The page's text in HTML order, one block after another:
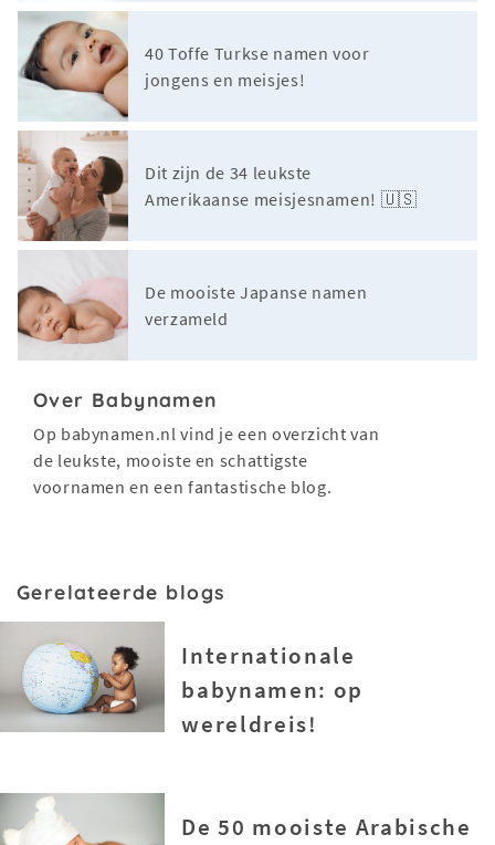
40 Toffe Turkse namen voor
jongens en meisjes!
Dit zijn de 34 leukste
Amerikaanse meisjesnamen! 🇺🇸
De mooiste Japanse namen
verzameld
Over Babynamen
Op babynamen.nl vind je een overzicht van
de leukste, mooiste en schattigste
voornamen en een fantastische blog.
Gerelateerde blogs
Internationale
babynamen: op
wereldreis!
De 50 mooiste Arabische